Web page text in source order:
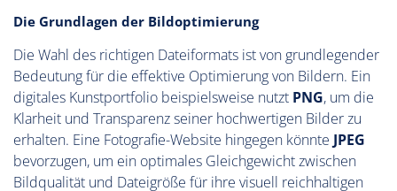
Die Grundlagen der Bildoptimierung
Die Wahl des richtigen Dateiformats ist von grundlegender
Bedeutung für die effektive Optimierung von Bildern. Ein
digitales Kunstportfolio beispielsweise nutzt PNG, um die
Klarheit und Transparenz seiner hochwertigen Bilder zu
erhalten. Eine Fotografie-Website hingegen könnte JPEG
bevorzugen, um ein optimales Gleichgewicht zwischen
Bildqualität und Dateigröße für ihre visuell reichhaltigen